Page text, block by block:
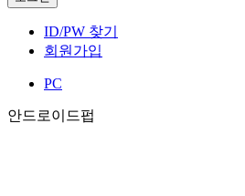
ID/PW 찾기
회원가입
PC
안드로이드펍